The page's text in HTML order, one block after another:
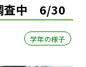
査中 6/30
学年の様子